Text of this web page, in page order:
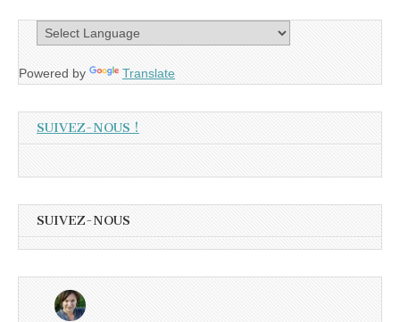
Powered by Translate
SUIVEZ-NOUS !
SUIVEZ-NOUS